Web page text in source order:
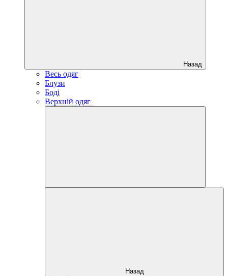
Назад
Весь одяг
Блузи
Боді
Верхній одяг
Назад